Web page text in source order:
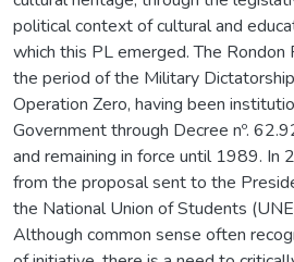
political context of cultural and
which this PL emerged. The Rondon
the period of the Military
Operation Zero, having been
Government through Decree nº.
and remaining in force until 1989. In
from the proposal sent to the
the National Union of Students
Although common sense often